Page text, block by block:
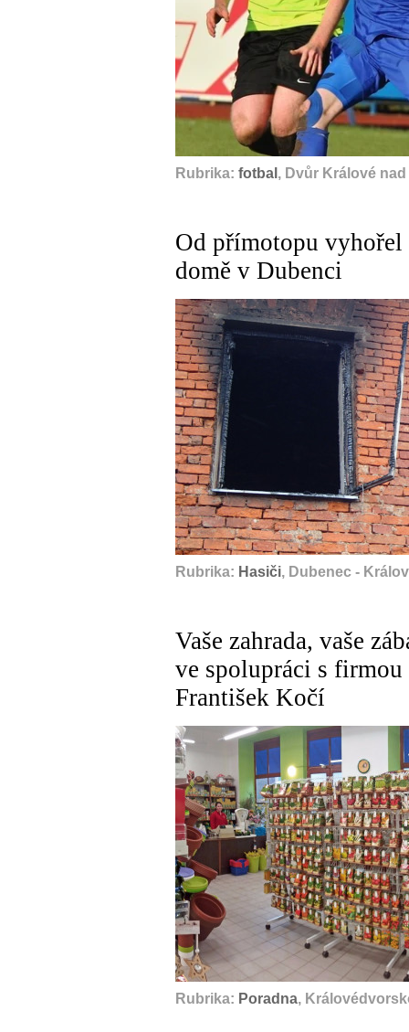
Rubrika: fotbal , Dvůr Králové
Od přímotopu
domě v Dubenci
Rubrika: Hasiči, Dubenec -
Vaše zahrada, vaše
ve spolupráci s
František Kočí
Rubrika: Poradna,